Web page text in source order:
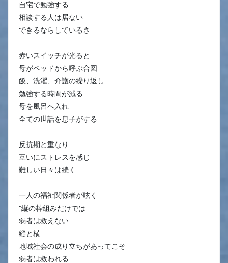
自宅で勉強する
相談する人は居ない
できるならしているさ
赤いスイッチが光ると
母がベッドから呼ぶ合図
飯、洗濯、介護の繰り返し
勉強する時間が減る
母を風呂へ入れ
全ての世話を息子がする
反抗期と重なり
互いにストレスを感じ
難しい日々は続く
一人の福祉関係者が呟く
“縦の枠組みだけでは
弱者は救えない
縦と横
地域社会の成り立ちがあってこそ
弱者は救われる